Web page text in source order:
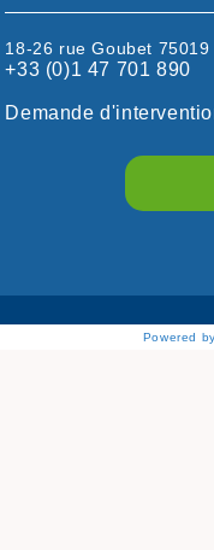
HAUTES-
HÉRAULT
ILLE ET VILAINE
LOIRE / OCÉAN
MANCHE
MARNE
MEURTHE-ET-
18-26 rue Goubet 75019
+33 (0)1 47 701 890
Demande
Powered